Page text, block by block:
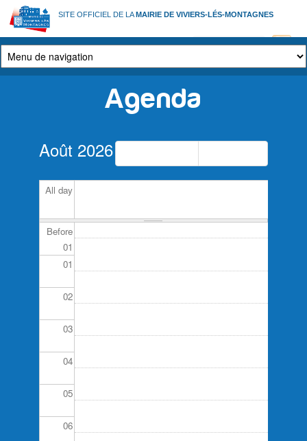
Aller
au
contenu
principal
SITE OFFICIEL DE LAMAIRIE DE VIVIERS-LÉS-MONTAGNES
Agenda
principaux
Août 2026
All day
Before
01
01
02
03
04
05
06